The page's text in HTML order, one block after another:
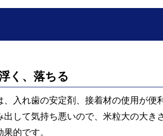
く、落ちる
入れ歯の安定剤、接着材の使用が便
出して気持ち悪いので、米粒大の大
的です。